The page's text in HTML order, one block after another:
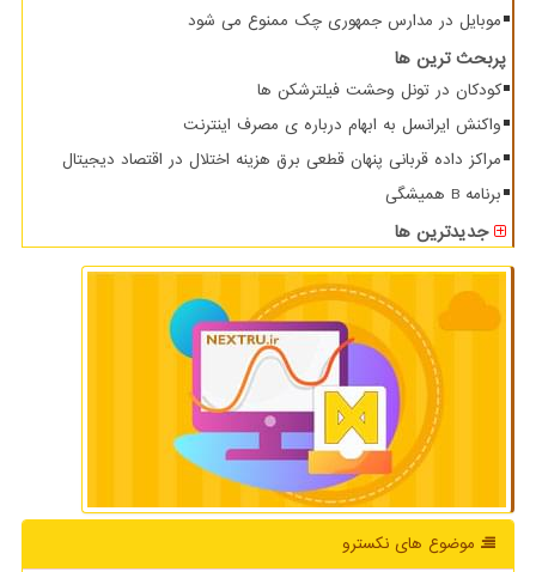
موبایل در مدارس جمهوری چک ممنوع می شود
پربحث ترین ها
کودکان در تونل وحشت فیلترشکن ها
واکنش ایرانسل به ابهام درباره ی مصرف اینترنت
مراکز داده قربانی پنهان قطعی برق هزینه اختلال در اقتصاد دیجیتال
برنامه B همیشگی
جدیدترین ها
موضوع های نكسترو